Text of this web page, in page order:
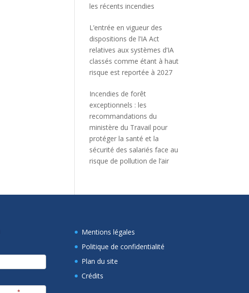
les récents incendies
L’entrée en vigueur des
dispositions de l’IA Act
relatives aux systèmes d’IA
classés comme étant à haut
risque est reportée à 2027
Incendies de forêt
exceptionnels : les
recommandations du
ministère du Travail pour
protéger la santé et la
sécurité des salariés face au
risque de pollution de l’air
Mentions légales
Politique de confidentialité
Plan du site
Crédits